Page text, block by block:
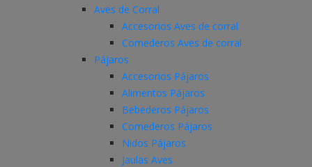
Aves de Corral
Accesorios Aves de corral
Comederos Aves de corral
Pájaros
Accesorios Pájaros
Alimentos Pájaros
Bebederos Pájaros
Comederos Pájaros
Nidos Pájaros
Jaulas Aves